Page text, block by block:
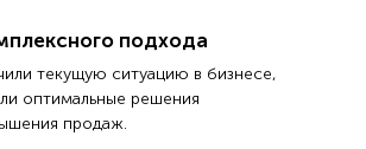
подхода
текущую ситуацию в бизнесе,
оптимальные решения
продаж.